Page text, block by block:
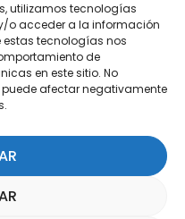
utilizamos tecnologías
o acceder a la información
estas tecnologías nos
de
en este sitio. No
puede afectar negativamente
Newsletter
AQUÍ